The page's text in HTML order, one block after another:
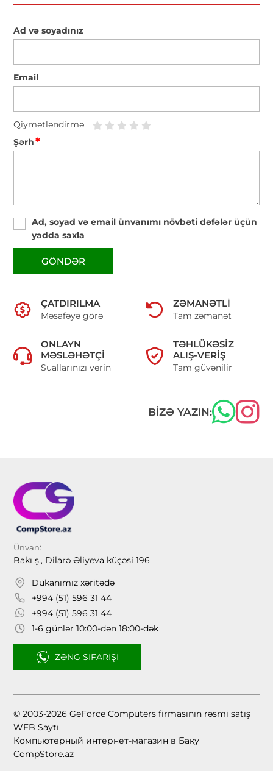
Ad və soyadınız
Email
Qiymətləndirmə
Şərh*
Ad, soyad və email ünvanımı növbəti dəfələr üçün
yadda saxla
GÖNDƏR
ÇATDIRILMA
Məsafəyə görə
ZƏMANƏTLI
Tam zəmanət
ONLAYN
MƏSLƏHƏTÇI
Suallarınızı verin
TƏHLÜKƏSIZ
ALIŞ-VERIŞ
Tam güvənilir
BIZƏ YAZIN:
Ünvan:
Bakı ş., Dilarə Əliyeva küçəsi 196
Dükanımız xəritədə
+994 (51) 596 31 44
+994 (51) 596 31 44
1-6 günlər 10:00-dən 18:00-dək
ZƏNG SIFARIŞI
© 2003-2026 GeForce Computers firmasının rəsmi satış
WEB Saytı
Компьютерный интернет-магазин в Баку
CompStore.az